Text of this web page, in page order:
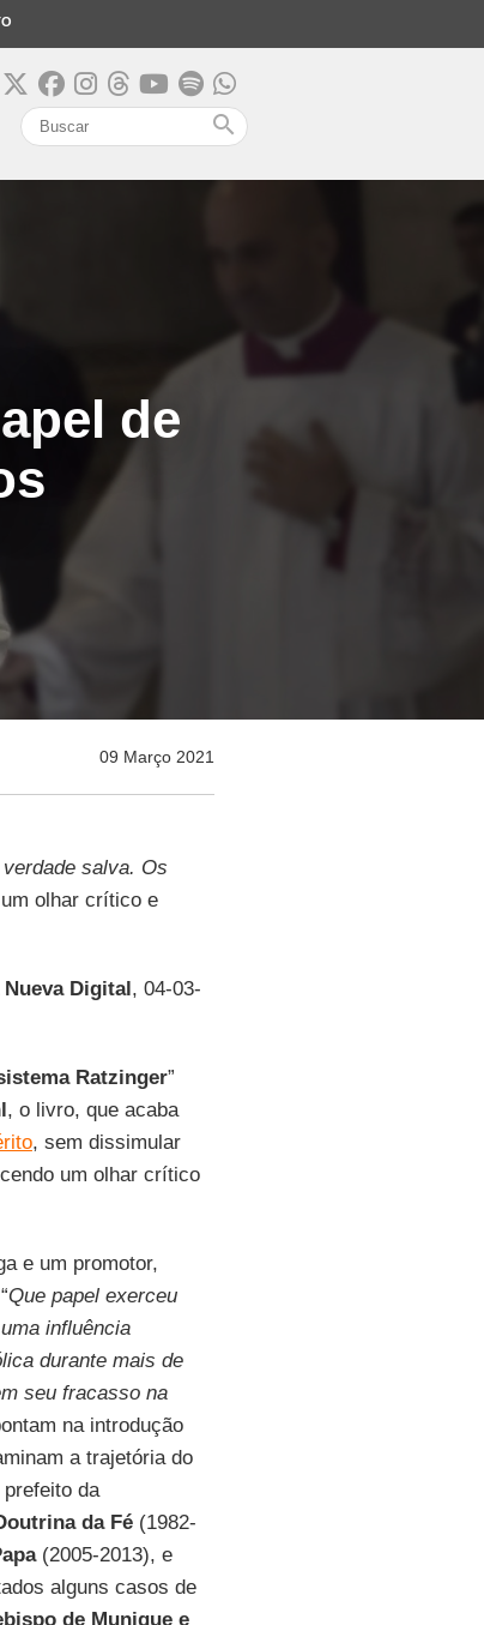
search
de
09 Março 2021
salva. Os
olhar crítico e
Nueva Digital, 04-03-
Ratzinger”
, o livro, que acaba
, sem dissimular
um olhar crítico
e um promotor,
Que papel exerceu
influência
durante mais de
seu fracasso na
na introdução
a trajetória do
da
da Fé(1982-
(2005-2013), e
alguns casos de
de Munique e